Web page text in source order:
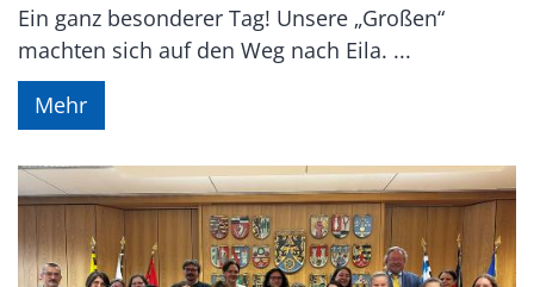
Ein ganz besonderer Tag! Unsere „Großen“
machten sich auf den Weg nach Eila. ...
Mehr